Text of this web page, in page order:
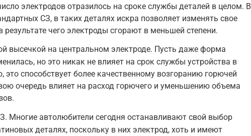
электродов отразилось на сроке службы деталей в целом. В
СЗ, в таких деталях искра позволяет изменять свое
результате чего электроды сгорают в меньшей степени.
высечкой на центральном электроде. Пусть даже форма
но это никак не влияет на срок службы устройства в
это способствует более качественному возгоранию горючей
очередь влияет на расход горючего и уменьшению объема
Многие автолюбители сегодня останавливают свой выбор
деталях, поскольку в них электрод, хоть и имеют